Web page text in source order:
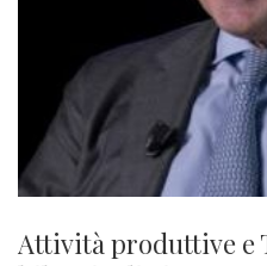
Attività produttive e